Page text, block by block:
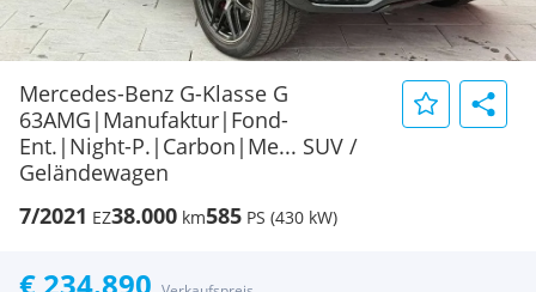
Mercedes-Benz G-Klasse G
63AMG|Manufaktur|Fond-
Ent.|Night-P.|Carbon|Me... SUV /
Geländewagen
7/2021 EZ38.000 km585 PS (430 kW)